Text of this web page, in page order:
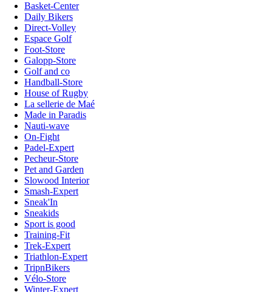
Basket-Center
Daily Bikers
Direct-Volley
Espace Golf
Foot-Store
Galopp-Store
Golf and co
Handball-Store
House of Rugby
La sellerie de Maé
Made in Paradis
Nauti-wave
On-Fight
Padel-Expert
Pecheur-Store
Pet and Garden
Slowood Interior
Smash-Expert
Sneak'In
Sneakids
Sport is good
Training-Fit
Trek-Expert
Triathlon-Expert
TripnBikers
Vélo-Store
Winter-Expert